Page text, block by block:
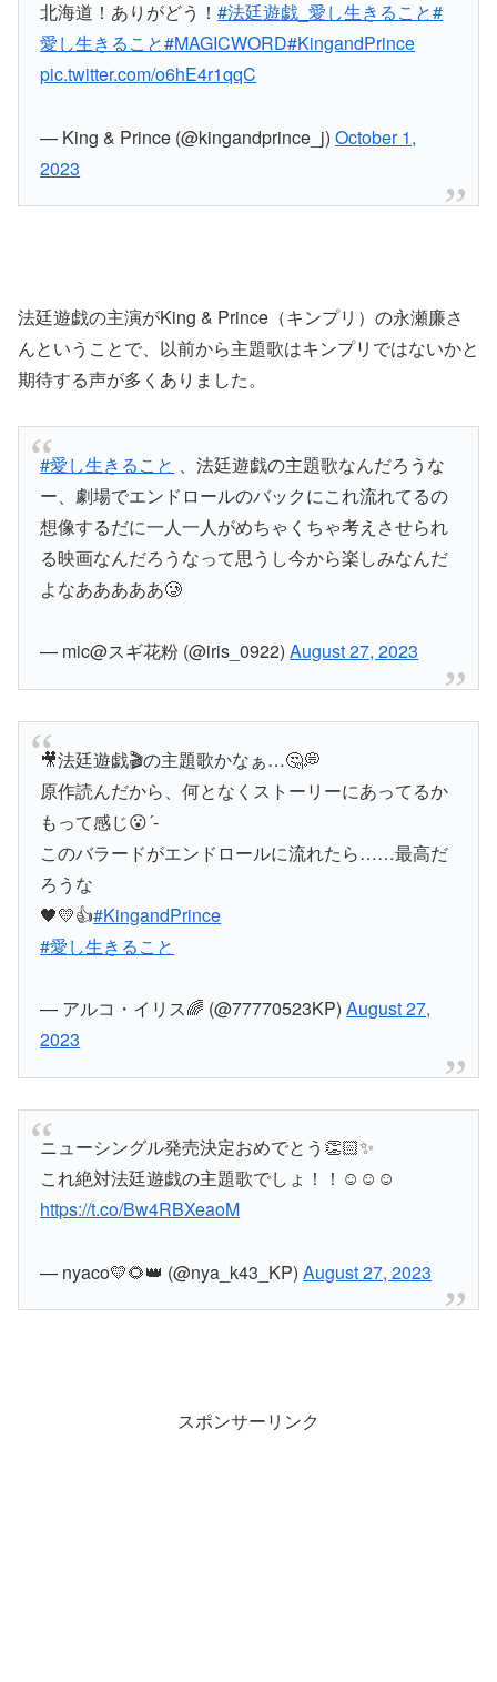
北海道！ありがどう！#法廷遊戯_愛し生きること#
愛し生きること#MAGICWORD#KingandPrince
pic.twitter.com/o6hE4r1qqC
— King & Prince (@kingandprince_j)October 1,
2023
法廷遊戯の主演がKing & Prince（キンプリ）の永瀬廉さ
んということで、以前から主題歌はキンプリではないかと
期待する声が多くありました。
#愛し生きること
、法廷遊戯の主題歌なんだろうな
ー、劇場でエンドロールのバックにこれ流れてるの
想像するだに一人一人がめちゃくちゃ考えさせられ
る映画なんだろうなって思うし今から楽しみなんだ
よなあああああ🥲
— mic@スギ花粉 (@iris_0922)August 27, 2023
🎥法廷遊戯🎬の主題歌かなぁ…🤔💭
原作読んだから、何となくストーリーにあってるか
もって感じ😮´-
このバラードがエンドロールに流れたら……最高だ
ろうな
🖤💛👍#KingandPrince
#愛し生きること
— アルコ・イリス🌈 (@77770523KP)August 27,
2023
ニューシングル発売決定おめでとう👏🏻✨
これ絶対法廷遊戯の主題歌でしょ！！☺️☺️☺️
https://t.co/Bw4RBXeaoM
— nyaco💛🌻👑 (@nya_k43_KP)August 27, 2023
スポンサーリンク